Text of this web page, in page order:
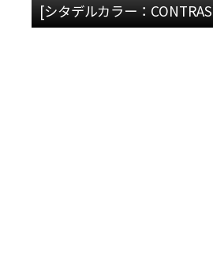
[シタデルカラー：